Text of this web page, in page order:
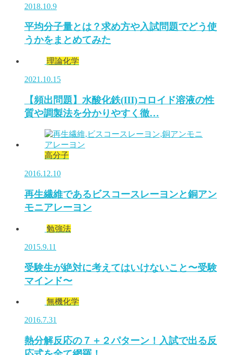
2018.10.9
平均分子量とは？求め方や入試問題でどう使
うかをまとめてみた
理論化学
2021.10.15
【頻出問題】水酸化鉄(III)コロイド溶液の性
質や調製法を分かりやすく徹…
高分子
2016.12.10
再生繊維であるビスコースレーヨンと銅アン
モニアレーヨン
勉強法
2015.9.11
受験生が絶対に考えてはいけないこと〜受験
マインド〜
無機化学
2016.7.31
熱分解反応の７＋２パターン！入試で出る反